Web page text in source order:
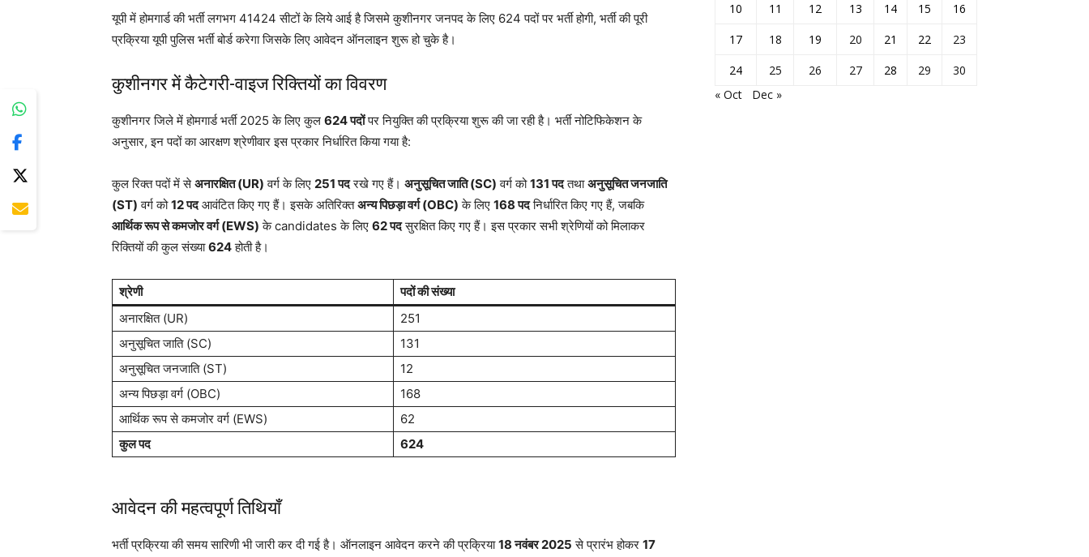
यूपी में होमगार्ड की भर्ती लगभग 41424 सीटों के लिये आई है जिसमे कुशीनगर जनपद के लिए 624 पदों पर भर्ती होगी, भर्ती की पूरी
प्रक्रिया यूपी पुलिस भर्ती बोर्ड करेगा जिसके लिए आवेदन ऑनलाइन शुरू हो चुके है।
कुशीनगर में कैटेगरी-वाइज रिक्तियों का विवरण
कुशीनगर जिले में होमगार्ड भर्ती 2025 के लिए कुल 624 पदोंपर नियुक्ति की प्रक्रिया शुरू की जा रही है। भर्ती नोटिफिकेशन के
अनुसार, इन पदों का आरक्षण श्रेणीवार इस प्रकार निर्धारित किया गया है:
कुल रिक्त पदों में सेअनारक्षित (UR) वर्ग के लिए 251 पदरखे गए हैं। अनुसूचित जाति (SC) वर्ग को131 पदतथाअनुसूचित जनजाति
(ST) वर्ग को12 पदआवंटित किए गए हैं। इसके अतिरिक्तअन्य पिछड़ा वर्ग (OBC) के लिए 168 पदनिर्धारित किए गए हैं, जबकि
आर्थिक रूप से कमजोर वर्ग (EWS) के candidates के लिए 62 पदसुरक्षित किए गए हैं। इस प्रकार सभी श्रेणियों को मिलाकर
रिक्तियों की कुल संख्या624होती है।
श्रेणी
पदों की संख्या
अनारक्षित (UR)
251
अनुसूचित जाति (SC)
131
अनुसूचित जनजाति (ST)
12
अन्य पिछड़ा वर्ग (OBC)
168
आर्थिक रूप से कमजोर वर्ग (EWS)
62
कुल पद
624
आवेदन की महत्वपूर्ण तिथियाँ
भर्ती प्रक्रिया की समय सारिणी भी जारी कर दी गई है। ऑनलाइन आवेदन करने की प्रक्रिया18 नवंबर 2025 से प्रारंभ होकर 17
10
11 12 13 14 15
16
17
18 19 20 21 22
23
24
25 26 27 28 29
30
« Oct
Dec »